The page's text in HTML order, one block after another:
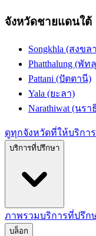
จังหวัดชายแดนใต้
Songkhla (สงขล
Phatthalung (พัท
Pattani (ปัตตานี)
Yala (ยะลา)
Narathiwat (นรา
ดูทุกจังหวัดที่ให้บริการ
บริการที่ปรึกษา
ภาพรวมบริการที่ปรึก
บล็อก